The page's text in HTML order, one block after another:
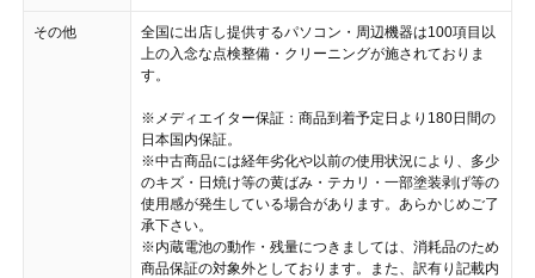
その他
全国に出店し提供するパソコン・周辺機器は100項目以
上の入念な点検整備・クリーニングが施されておりま
す。
※メディエイター保証：商品到着予定日より180日間の
日本国内保証。
※中古商品には経年劣化や以前の使用状況により、多少
のキズ・日焼け等の黄ばみ・テカリ・一部塗装剥げ等の
使用感が発生している場合があります。あらかじめご了
承下さい。
※内蔵電池の動作・残量につきましては、消耗品のため
商品保証の対象外としております。また、訳有り記載内